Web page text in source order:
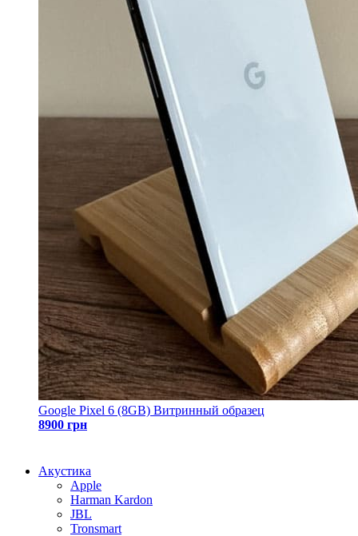
Google Pixel 6 (8GB) Витринный образец
8900 грн
Акустика
Apple
Harman Kardon
JBL
Tronsmart